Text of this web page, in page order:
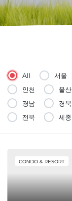
All 서울
인천
울산
경남
경북
전북
세종
CONDO & RESORT